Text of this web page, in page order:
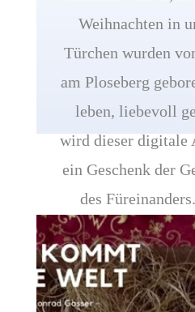
Weihnachten in
Türchen wurden
am Ploseberg
leben, liebevoll
wird dieser digitale
ein Geschenk der
des
Wir wünschen
Bea, Sarah,